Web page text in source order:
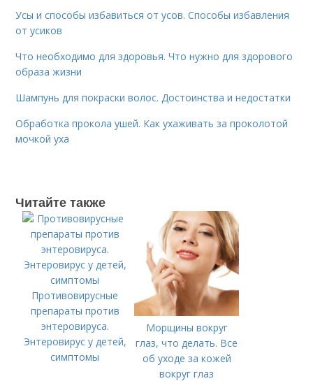
Усы и способы избавиться от усов. Способы избавления
от усиков
Что необходимо для здоровья. Что нужно для здорового
образа жизни
Шампунь для покраски волос. Достоинства и недостатки
Обработка прокола ушей. Как ухаживать за проколотой
мочкой уха
Читайте также
Противовирусные
препараты против
энтеровируса.
Энтеровирус у детей,
симптомы
Морщины вокруг
глаз, что делать. Все
об уходе за кожей
вокруг глаз